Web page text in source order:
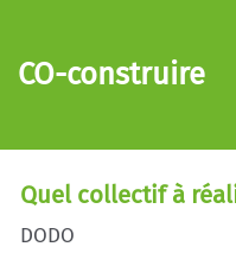
Aller au contenu
CO-construire
Quel collectif à
DODO